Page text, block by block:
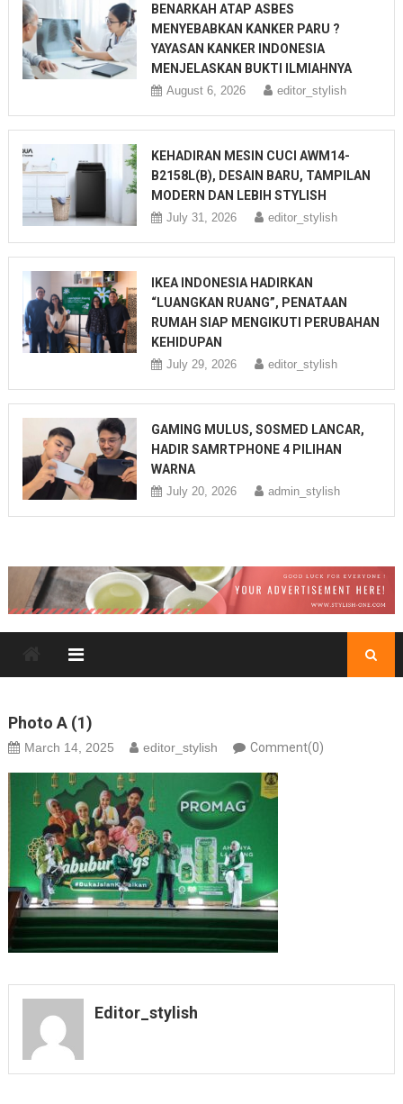
BENARKAH ATAP ASBES
MENYEBABKAN KANKER PARU ?
YAYASAN KANKER INDONESIA
MENJELASKAN BUKTI ILMIAHNYA
August 6, 2026 editor_stylish
KEHADIRAN MESIN CUCI AWM14-
B2158L(B), DESAIN BARU, TAMPILAN
MODERN DAN LEBIH STYLISH
July 31, 2026 editor_stylish
IKEA INDONESIA HADIRKAN
“LUANGKAN RUANG”, PENATAAN
RUMAH SIAP MENGIKUTI PERUBAHAN
KEHIDUPAN
July 29, 2026 editor_stylish
GAMING MULUS, SOSMED LANCAR,
HADIR SAMRTPHONE 4 PILIHAN
WARNA
July 20, 2026 admin_stylish
Photo A (1)
March 14, 2025 editor_stylish Comment(0)
Editor_stylish